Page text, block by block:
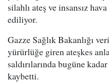
silahlı ateş ve insansız
ediliyor.
Gazze Sağlık Bakanlığı
yürürlüğe giren ateşkes
saldırılarında bugüne
kaybetti.